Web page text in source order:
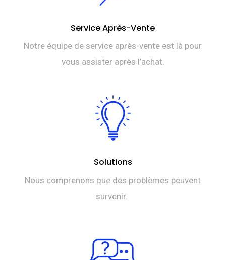
Service Après-Vente
Notre équipe de service après-vente est là pour
vous assister après l’achat.
Solutions
Nous comprenons que des problèmes peuvent
survenir.